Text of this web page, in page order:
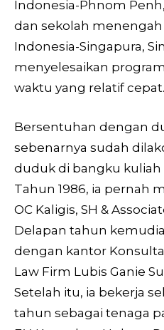
Indonesia-Phnom
dan sekolah
Indonesia-Singapura,
menyelesaikan
waktu yang relatif cepat.
Bersentuhan dengan
sebenarnya sudah
duduk di bangku kuliah
Tahun 1986, ia pernah
OC Kaligis, SH &
Delapan tahun
dengan kantor
Law Firm Lubis Ganie
Setelah itu, ia bekerja
tahun sebagai tenaga